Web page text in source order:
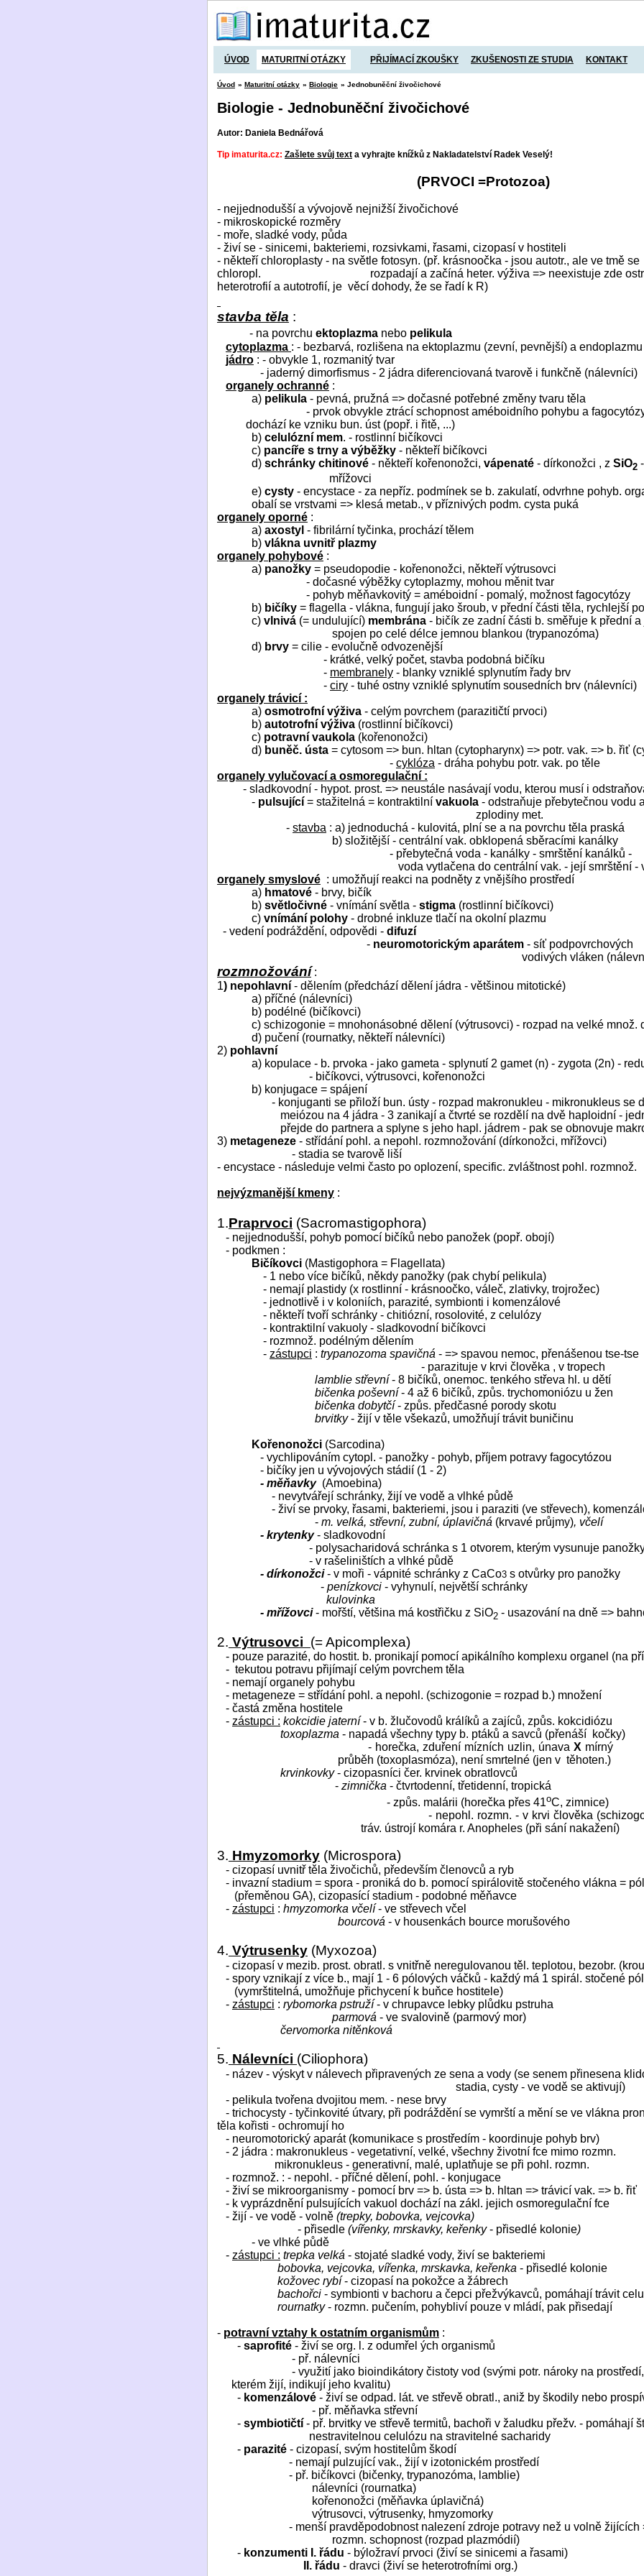
ÚVOD MATURITNÍ OTÁZKY PŘIJÍMACÍ ZKOUŠKY ZKUŠENOSTI ZE STUDIA KONTAKT
Úvod » Maturitní otázky » Biologie » Jednobuněční živočichové
Biologie - Jednobuněční živočichové
Autor: Daniela Bednářová
Tip imaturita.cz: Zašlete svůj text a vyhrajte knížků z Nakladatelství Radek Veselý!
(PRVOCI =Protozoa)
- nejjednodušší a vývojově nejnižší živočichové
- mikroskopické rozměry
- moře, sladké vody, půda
- živí se - sinicemi, bakteriemi, rozsivkami, řasami, cizopasí v hostiteli
- někteří chloroplasty - na světle fotosyn. (př. krásnoočka - jsou autotr., ale ve tmě se
chloropl.
rozpadají a začíná heter. výživa => neexistuje zde
heterotrofií a autotrofií, je věcí dohody, že se řadí k R)
stavba těla :
- na povrchu ektoplazma nebo pelikula
cytoplazma : - bezbarvá, rozlišena na ektoplazmu (zevní, pevnější) a
jádro : - obvykle 1, rozmanitý tvar
- jaderný dimorfismus - 2 jádra diferenciovaná tvarově i funkčně (nálevníci)
organely ochranné :
a) pelikula - pevná, pružná => dočasné potřebné změny tvaru těla
- prvok obvykle ztrácí schopnost améboidního pohybu a
dochází ke vzniku bun. úst (popř. i řitě, ...)
b) celulózní mem. - rostlinní bičíkovci
c) pancíře s trny a výběžky - někteří bičíkovci
d) schránky chitinové - někteří kořenonožci, vápenaté - dírkonožci , z SiO2 -
mřížovci
e) cysty - encystace - za nepříz. podmínek se b. zakulatí, odvrhne pohyb.
obalí se vrstvami => klesá metab., v příznivých podm. cysta puká
organely oporné :
a) axostyl - fibrilární tyčinka, prochází tělem
b) vlákna uvnitř plazmy
organely pohybové :
a) panožky = pseudopodie - kořenonožci, někteří výtrusovci
- dočasné výběžky cytoplazmy, mohou měnit tvar
- pohyb měňavkovitý = améboidní - pomalý, možnost fagocytózy
b) bičíky = flagella - vlákna, fungují jako šroub, v přední části těla, rychlejší
c) vlnivá (= undulující) membrána - bičík ze zadní části b. směřuje k přední a
spojen po celé délce jemnou blankou (trypanozóma)
d) brvy = cilie - evolučně odvozenější
- krátké, velký počet, stavba podobná bičíku
- membranely - blanky vzniklé splynutím řady brv
- ciry - tuhé ostny vzniklé splynutím sousedních brv (nálevníci)
organely trávicí :
a) osmotrofní výživa - celým povrchem (parazitičtí prvoci)
b) autotrofní výživa (rostlinní bičíkovci)
c) potravní vaukola (kořenonožci)
d) buněč. ústa = cytosom => bun. hltan (cytopharynx) => potr. vak. => b. řiť
- cyklóza - dráha pohybu potr. vak. po těle
organely vylučovací a osmoregulační :
- sladkovodní - hypot. prost. => neustále nasávají vodu, kterou musí i
- pulsující = stažitelná = kontraktilní vakuola - odstraňuje přebytečnou vodu
zplodiny met.
- stavba : a) jednoduchá - kulovitá, plní se a na povrchu těla praská
b) složitější - centrální vak. obklopená sběracími kanálky
- přebytečná voda - kanálky - smrštění kanálků -
voda vytlačena do centrální vak. - její smrštění -
organely smyslové : umožňují reakci na podněty z vnějšího prostředí
a) hmatové - brvy, bičík
b) světločivné - vnímání světla - stigma (rostlinní bičíkovci)
c) vnímání polohy - drobné inkluze tlačí na okolní plazmu
- vedení podráždění, odpovědi - difuzí
- neuromotorickým aparátem - síť podpovrchových
vodivých vláken
rozmnožování :
1) nepohlavní - dělením (předchází dělení jádra - většinou mitotické)
a) příčné (nálevníci)
b) podélné (bičíkovci)
c) schizogonie = mnohonásobné dělení (výtrusovci) - rozpad na velké množ.
d) pučení (rournatky, někteří nálevníci)
2) pohlavní
a) kopulace - b. prvoka - jako gameta - splynutí 2 gamet (n) - zygota (2n) -
- bičíkovci, výtrusovci, kořenonožci
b) konjugace = spájení
- konjuganti se přiloží bun. ústy - rozpad makronukleu - mikronukleus se
meiózou na 4 jádra - 3 zanikají a čtvrté se rozdělí na dvě haploidní -
přejde do partnera a splyne s jeho hapl. jádrem - pak se obnovuje
3) metageneze - střídání pohl. a nepohl. rozmnožování (dírkonožci, mřížovci)
- stadia se tvarově liší
- encystace - následuje velmi často po oplození, specific. zvláštnost pohl. rozmnož.
nejvýzmanější kmeny :
1.Praprvoci (Sacromastigophora)
- nejjednodušší, pohyb pomocí bičíků nebo panožek (popř. obojí)
- podkmen :
Bičíkovci (Mastigophora = Flagellata)
- 1 nebo více bičíků, někdy panožky (pak chybí pelikula)
- nemají plastidy (x rostlinní - krásnoočko, váleč, zlativky, trojrožec)
- jednotlivě i v koloniích, parazité, symbionti i komenzálové
- někteří tvoří schránky - chitiózní, rosolovité, z celulózy
- kontraktilní vakuoly - sladkovodní bičíkovci
- rozmnož. podélným dělením
- zástupci : trypanozoma spavičná - => spavou nemoc, přenášenou tse-tse
- parazituje v krvi člověka , v tropech
lamblie střevní- 8 bičíků, onemoc. tenkého střeva hl. u dětí
bičenka poševní- 4 až 6 bičíků, způs. trychomoniózu u žen
bičenka dobytčí- způs. předčasné porody skotu
brvitky- žijí v těle všekazů, umožňují trávit buničinu
Kořenonožci (Sarcodina)
- vychlipováním cytopl. - panožky - pohyb, příjem potravy fagocytózou
- bičíky jen u vývojových stádií (1 - 2)
- měňavky (Amoebina)
- nevytvářejí schránky, žijí ve vodě a vlhké půdě
- živí se prvoky, řasami, bakteriemi, jsou i paraziti (ve střevech),
- m. velká, střevní, zubní, úplavičná (krvavé průjmy), včelí
- krytenky- sladkovodní
- polysacharidová schránka s 1 otvorem, kterým vysunuje
- v rašeliništích a vlhké půdě
- dírkonožci- v moři - vápnité schránky z CaCo3 s otvůrky pro panožky
- penízkovci - vyhynulí, největší schránky
kulovinka
- mřížovci- mořští, většina má kostřičku z SiO2 - usazování na dně =>
2. Výtrusovci (= Apicomplexa)
- pouze parazité, do hostit. b. pronikají pomocí apikálního komplexu organel (na
- tekutou potravu přijímají celým povrchem těla
- nemají organely pohybu
- metageneze = střídání pohl. a nepohl. (schizogonie = rozpad b.) množení
- častá změna hostitele
- zástupci : kokcidie jaterní- v b. žlučovodů králíků a zajíců, způs. kokcidiózu
toxoplazma - napadá všechny typy b. ptáků a savců (přenáší kočky)
- horečka, zduření mízních uzlin, únava X mírný
průběh (toxoplasmóza), není smrtelné (jen v těhoten.)
krvinkovky- cizopasníci čer. krvinek obratlovců
- zimnička - čtvrtodenní, třetidenní, tropická
- způs. malárii (horečka přes 41oC, zimnice)
- nepohl. rozmn. - v krvi člověka
tráv. ústrojí komára r. Anopheles (při sání nakažení)
3. Hmyzomorky (Microspora)
- cizopasí uvnitř těla živočichů, především členovců a ryb
- invazní stadium = spora - proniká do b. pomocí spirálovitě stočeného vlákna =
(přeměnou GA), cizopasící stadium - podobné měňavce
- zástupci : hmyzomorka včelí- ve střevech včel
bourcová - v housenkách bource morušového
4. Výtrusenky (Myxozoa)
- cizopasí v mezib. prost. obratl. s vnitřně neregulovanou těl. teplotou, bezobr.
- spory vznikají z více b., mají 1 - 6 pólových váčků - každý má 1 spirál. stočené
(vymrštitelná, umožňuje přichycení k buňce hostitele)
- zástupci : rybomorka pstruží- v chrupavce lebky plůdku pstruha
parmová - ve svalovině (parmový mor)
červomorka nitěnková
5. Nálevníci (Ciliophora)
- název - výskyt v nálevech připravených ze sena a vody (se senem přinesena
stadia, cysty - ve vodě se aktivují)
- pelikula tvořena dvojitou mem. - nese brvy
- trichocysty - tyčinkovité útvary, při podráždění se vymrští a mění se ve vlákna
těla kořisti - ochromují ho
- neuromotorický aparát (komunikace s prostředím - koordinuje pohyb brv)
- 2 jádra : makronukleus - vegetativní, velké, všechny životní fce mimo rozmn.
mikronukleus - generativní, malé, uplatňuje se při pohl. rozmn.
- rozmnož. : - nepohl. - příčné dělení, pohl. - konjugace
- živí se mikroorganismy - pomocí brv => b. ústa => b. hltan => trávicí vak. => b. řiť
- k vyprázdnění pulsujících vakuol dochází na zákl. jejich osmoregulační fce
- žijí - ve vodě - volně (trepky, bobovka, vejcovka)
- přisedle (vířenky, mrskavky, keřenky- přisedlé kolonie)
- ve vlhké půdě
- zástupci : trepka velká - stojaté sladké vody, živí se bakteriemi
bobovka, vejcovka, vířenka, mrskavka, keřenka - přisedlé kolonie
kožovec rybí- cizopasí na pokožce a žábrech
bachořci - symbionti v bachoru a čepci přežvýkavců, pomáhají trávit
rournatky- rozmn. pučením, pohybliví pouze v mládí, pak přisedají
- potravní vztahy k ostatním organismům :
- saprofité - živí se org. l. z odumřel ých organismů
- př. nálevníci
- využití jako bioindikátory čistoty vod (svými potr. nároky na
kterém žijí, indikují jeho kvalitu)
- komenzálové - živí se odpad. lát. ve střevě obratl., aniž by škodily nebo
- př. měňavka střevní
- symbiotičtí - př. brvitky ve střevě termitů, bachoři v žaludku přežv. - pomáhají
nestravitelnou celulózu na stravitelné sacharidy
- parazité - cizopasí, svým hostitelům škodí
- nemají pulzující vak., žijí v izotonickém prostředí
- př. bičíkovci (bičenky, trypanozóma, lamblie)
nálevníci (rournatka)
kořenonožci (měňavka úplavičná)
výtrusovci, výtrusenky, hmyzomorky
- menší pravděpodobnost nalezení zdroje potravy než u volně žijících
rozmn. schopnost (rozpad plazmódií)
- konzumenti I. řádu - býložraví prvoci (živí se sinicemi a řasami)
II. řádu - dravci (živí se heterotrofními org.)